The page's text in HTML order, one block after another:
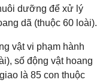
dưỡng để xử lý
dã (thuộc 60 loài).
vật vi phạm hành
số động vật hoang
là 85 con thuộc